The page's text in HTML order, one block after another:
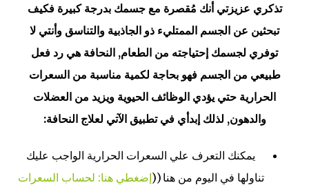
تذكري عزيزتي أنك مُقصرة مع جسمك بدرجة كبيرة فكيف
تبحثين عن الجسم الممتليء ذو الجاذبية والتناسق وأنتي لا
توفري لجسمك إحتياجته من الطعام, النحافة هي رد فعل
طبيعي من الجسم فهو بحاجة لكمية مناسبة من السعرات
الحرارية حتي يؤدي الوظائف الحيوية ويزيد من العضلات
والدهون, لذلك إبدأي في تطبيق الآتي لعلاج النحافة:
يمكنك التعرف علي السعرات الحرارية الواجب عليك
تناولها في اليوم من هنا ((إضغطي هنا: لحساب السعرات